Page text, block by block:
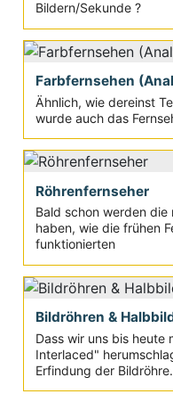
Bildern/Sekunde ?
Farbfernsehen
Ähnlich, wie dereinst
wurde auch das
Röhrenfernseher
Bald schon werden
haben, wie die frühen
funktionierten
Bildröhren &
Dass wir uns bis
Interlaced"
Erfindung der